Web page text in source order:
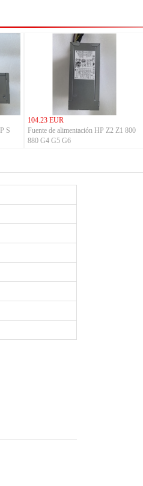
S
104.23 EUR
Fuente de alimentación HP Z2 Z1 800
880 G4 G5 G6